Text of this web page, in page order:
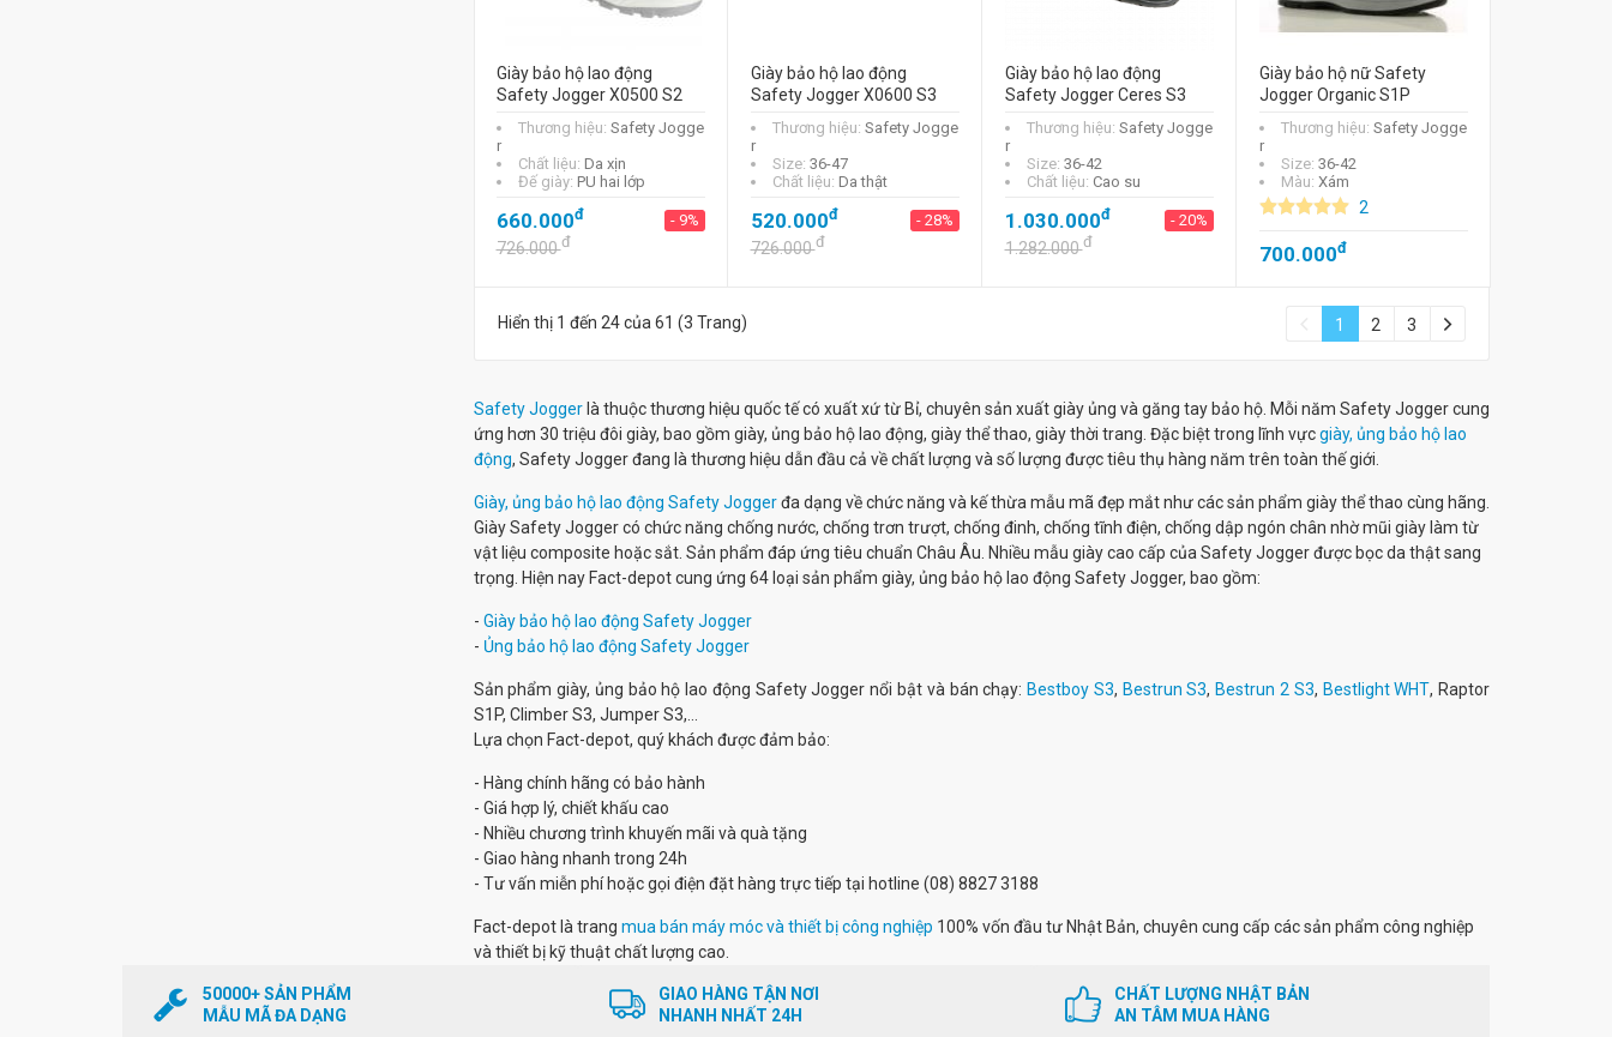
Giày bảo hộ lao động
Safety Jogger X0500 S2
Thương hiệu: Safety Jogge
r
Chất liệu: Da xịn
Đế giày: PU hai lớp
660.000đ - 9%
726.000đ
Giày bảo hộ lao động
Safety Jogger X0600 S3
Thương hiệu: Safety Jogge
r
Size: 36-47
Chất liệu: Da thật
520.000đ - 28%
726.000đ
Giày bảo hộ lao động
Safety Jogger Ceres S3
Thương hiệu: Safety Jogge
r
Size: 36-42
Chất liệu: Cao su
1.030.000đ - 20%
1.282.000đ
Giày bảo hộ nữ Safety
Jogger Organic S1P
Thương hiệu: Safety Jogge
r
Size: 36-42
Màu: Xám
2
700.000đ
Hiển thị 1 đến 24 của 61 (3 Trang) 1 2 3
Safety Joggerlà thuộc thương hiệu quốc tế có xuất xứ từ Bỉ, chuyên sản xuất giày ủng và găng tay bảo hộ. Mỗi năm Safety Jogger cung
ứng hơn 30 triệu đôi giày, bao gồm giày, ủng bảo hộ lao động, giày thể thao, giày thời trang. Đặc biệt trong lĩnh vựcgiày, ủng bảo hộ lao
động, Safety Jogger đang là thương hiệu dẫn đầu cả về chất lượng và số lượng được tiêu thụ hàng năm trên toàn thế giới.
Giày, ủng bảo hộ lao động Safety Joggerđa dạng về chức năng và kế thừa mẫu mã đẹp mắt như các sản phẩm giày thể thao cùng hãng.
Giày Safety Jogger có chức năng chống nước, chống trơn trượt, chống đinh, chống tĩnh điện, chống dập ngón chân nhờ mũi giày làm từ
vật liệu composite hoặc sắt. Sản phẩm đáp ứng tiêu chuẩn Châu Âu. Nhiều mẫu giày cao cấp của Safety Jogger được bọc da thật sang
trọng. Hiện nay Fact-depot cung ứng 64 loại sản phẩm giày, ủng bảo hộ lao động Safety Jogger, bao gồm:
- Giày bảo hộ lao động Safety Jogger
- Ủng bảo hộ lao động Safety Jogger
Sản phẩm giày, ủng bảo hộ lao động Safety Jogger nổi bật và bán chạy: Bestboy S3, Bestrun S3, Bestrun 2 S3, Bestlight WHT, Raptor
S1P, Climber S3, Jumper S3,...
Lựa chọn Fact-depot, quý khách được đảm bảo:
- Hàng chính hãng có bảo hành
- Giá hợp lý, chiết khấu cao
- Nhiều chương trình khuyến mãi và quà tặng
- Giao hàng nhanh trong 24h
- Tư vấn miễn phí hoặc gọi điện đặt hàng trực tiếp tại hotline (08) 8827 3188
Fact-depot là trang mua bán máy móc và thiết bị công nghiệp 100% vốn đầu tư Nhật Bản, chuyên cung cấp các sản phẩm công nghiệp
và thiết bị kỹ thuật chất lượng cao.
50000+ SẢN PHẨM
MẪU MÃ ĐA DẠNG
GIAO HÀNG TẬN NƠI
NHANH NHẤT 24H
CHẤT LƯỢNG NHẬT BẢN
AN TÂM MUA HÀNG